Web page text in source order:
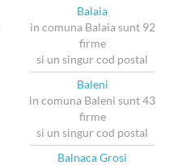
Balaia
in comuna Balaia sunt 92
firme
si un singur cod postal
Baleni
in comuna Baleni sunt 43
firme
si un singur cod postal
Balnaca Grosi